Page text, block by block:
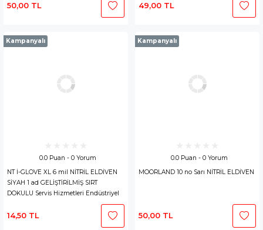
50,00 TL 49,00 TL
Kampanyalı
0.0 Puan - 0 Yorum
NT İ-GLOVE XL 6 mil NİTRİL ELDİVEN
SİYAH 1 ad GELİŞTİRİLMİŞ SIRT
DOKULU Servis Hizmetleri Endüstriyel
IGNS6XL5 Sağ ve Sol Elde Kullanılır
14,50 TL
Kampanyalı
0.0 Puan - 0 Yorum
MOORLAND 10 no Sarı NİTRİL ELDİVEN
50,00 TL